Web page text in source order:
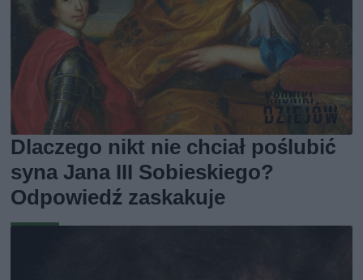
Dlaczego nikt nie chciał poślubić
syna Jana III Sobieskiego?
Odpowiedź zaskakuje